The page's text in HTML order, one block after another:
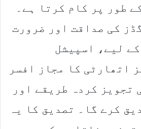
طور پر کام کرتا ہے۔
کی صداقت اور ضرورت
لیے، اسپیشل
اتھارٹی کا مجاز افسر
تجویز کردہ طریقے اور
کرے گا۔ تصدیق کا یہ